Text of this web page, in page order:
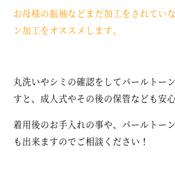
お母様の振袖などまだ加工をされてい
ン加工をオススメします。
丸洗いやシミの確認をしてパールトー
すと、成人式やその後の保管なども安
着用後のお手入れの事や、パールトー
も出来ますのでご相談ください！